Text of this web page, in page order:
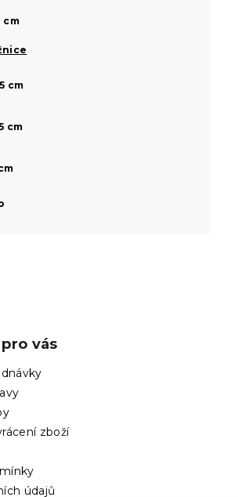
cm
cm
cm
vás
zboží
údajů